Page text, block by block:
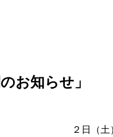
お知らせ」
２日（